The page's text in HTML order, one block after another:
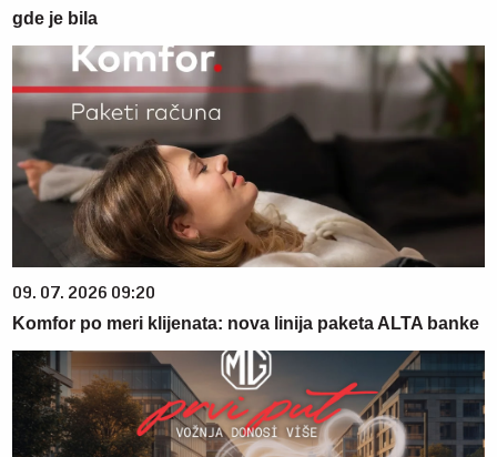
gde je bila
09. 07. 2026 09:20
Komfor po meri klijenata: nova linija paketa ALTA banke